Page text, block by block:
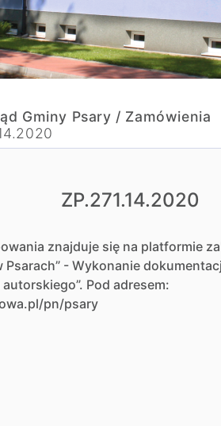
Gminy Psary / Zamówienia
ZP.271.14.2020
znajduje się na platformie
Psarach” - Wykonanie
Pod adresem:
pn/psary